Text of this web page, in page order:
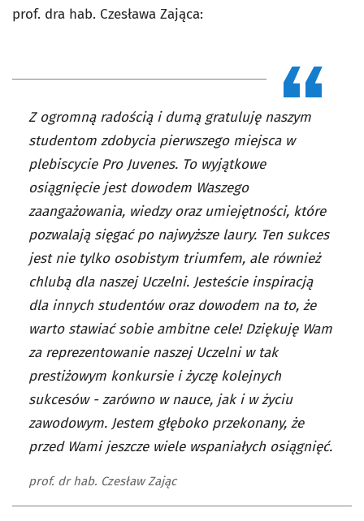
prof. dra hab. Czesława Zająca:
Z ogromną radością i dumą gratuluję naszym
studentom zdobycia pierwszego miejsca w
plebiscycie Pro Juvenes. To wyjątkowe
osiągnięcie jest dowodem Waszego
zaangażowania, wiedzy oraz umiejętności, które
pozwalają sięgać po najwyższe laury. Ten sukces
jest nie tylko osobistym triumfem, ale również
chlubą dla naszej Uczelni. Jesteście inspiracją
dla innych studentów oraz dowodem na to, że
warto stawiać sobie ambitne cele! Dziękuję Wam
za reprezentowanie naszej Uczelni w tak
prestiżowym konkursie i życzę kolejnych
sukcesów - zarówno w nauce, jak i w życiu
zawodowym. Jestem głęboko przekonany, że
przed Wami jeszcze wiele wspaniałych osiągnięć.
prof. dr hab. Czesław Zając